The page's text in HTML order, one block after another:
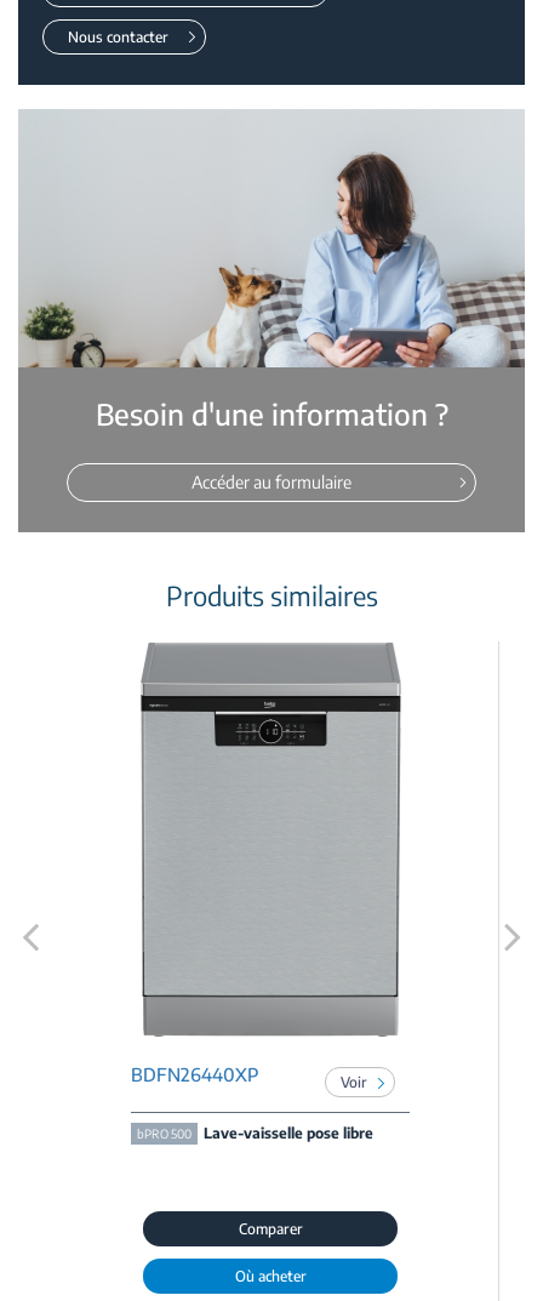
Nous contacter
Besoin d'une information ?
Accéder au formulaire
Produits similaires
BDFN26440XP Voir
bPRO 500 Lave-vaisselle pose libre
Comparer
Où acheter